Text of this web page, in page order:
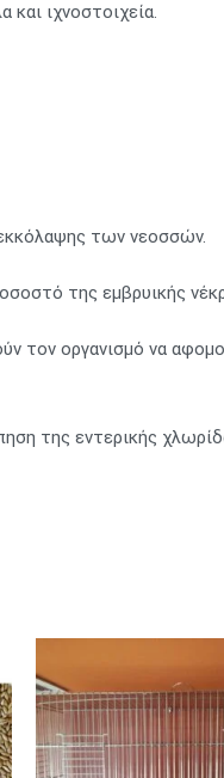
ιχνοστοιχεία.
των νεοσσών.
της εμβρυικής
τον οργανισμό να
της εντερικής